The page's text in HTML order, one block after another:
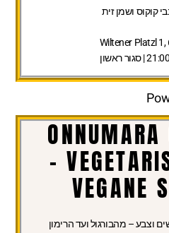
קוקוס ושמן זית
ONNUMARA
–
VEGANE
וצבע – מהבורגול ועד הרימון